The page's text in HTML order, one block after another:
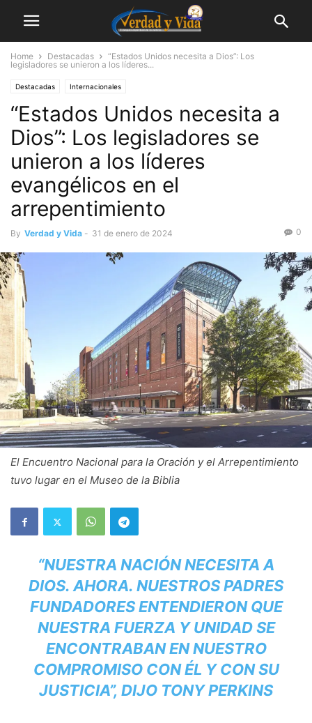
Home Destacadas
“Estados Unidos necesita a Dios”: Los
legisladores se unieron a los líderes...
Destacadas Internacionales
“Estados Unidos necesita a
Dios”: Los legisladores se
unieron a los líderes
evangélicos en el
arrepentimiento
By Verdad y Vida - 31 de enero de 2024 0
El Encuentro Nacional para la Oración y el Arrepentimiento
tuvo lugar en el Museo de la Biblia
“NUESTRA NACIÓN NECESITA A
DIOS. AHORA. NUESTROS PADRES
FUNDADORES ENTENDIERON QUE
NUESTRA FUERZA Y UNIDAD SE
ENCONTRABAN EN NUESTRO
COMPROMISO CON ÉL Y CON SU
JUSTICIA”, DIJO TONY PERKINS